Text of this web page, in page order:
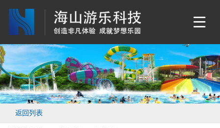
返回列表